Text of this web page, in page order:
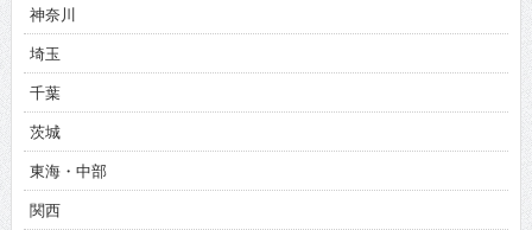
神奈川
埼玉
千葉
茨城
東海・中部
関西